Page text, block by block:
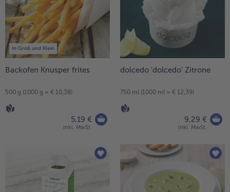
In Groß und Klein
Backofen Knusper frites
500 g (1000 g = € 10,38)
5,19 €
inkl. MwSt.
dolcedo 'dolcedo' Zitrone
750 ml (1000 ml = € 12,39)
9,29 €
inkl. MwSt.